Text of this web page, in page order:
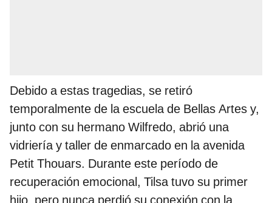
Debido a estas tragedias, se retiró
temporalmente de la escuela de Bellas Artes y,
junto con su hermano Wilfredo, abrió una
vidriería y taller de enmarcado en la avenida
Petit Thouars. Durante este período de
recuperación emocional, Tilsa tuvo su primer
hijo, pero nunca perdió su conexión con la